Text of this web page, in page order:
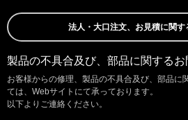
法人・大口注文、お見積に関す
製品の不具合及び、部品に関する
お客様からの修理、製品の不具合及び、部品に
ては、Webサイトにて承っております。
以下よりご連絡ください。